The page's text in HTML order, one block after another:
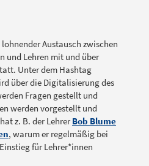
Austausch zwischen
und Lehren mit und über
Unter dem Hashtag
über die Digitalisierung des
Fragen gestellt und
werden vorgestellt und
z. B. der LehrerBob Blume
, warum er regelmäßig bei
für Lehrer*innen